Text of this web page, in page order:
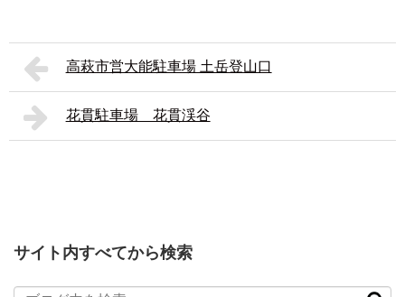
高萩市営大能駐車場 土岳登山口
花貫駐車場 花貫渓谷
サイト内すべてから検索